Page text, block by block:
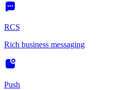
RCS
Rich business messaging
Push